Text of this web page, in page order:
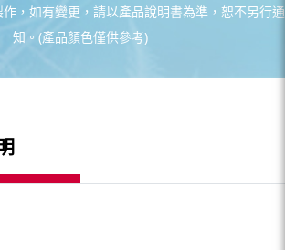
，如有變更，請以產品說明書為準，恕不另行通
知。(產品顏色僅供參考)